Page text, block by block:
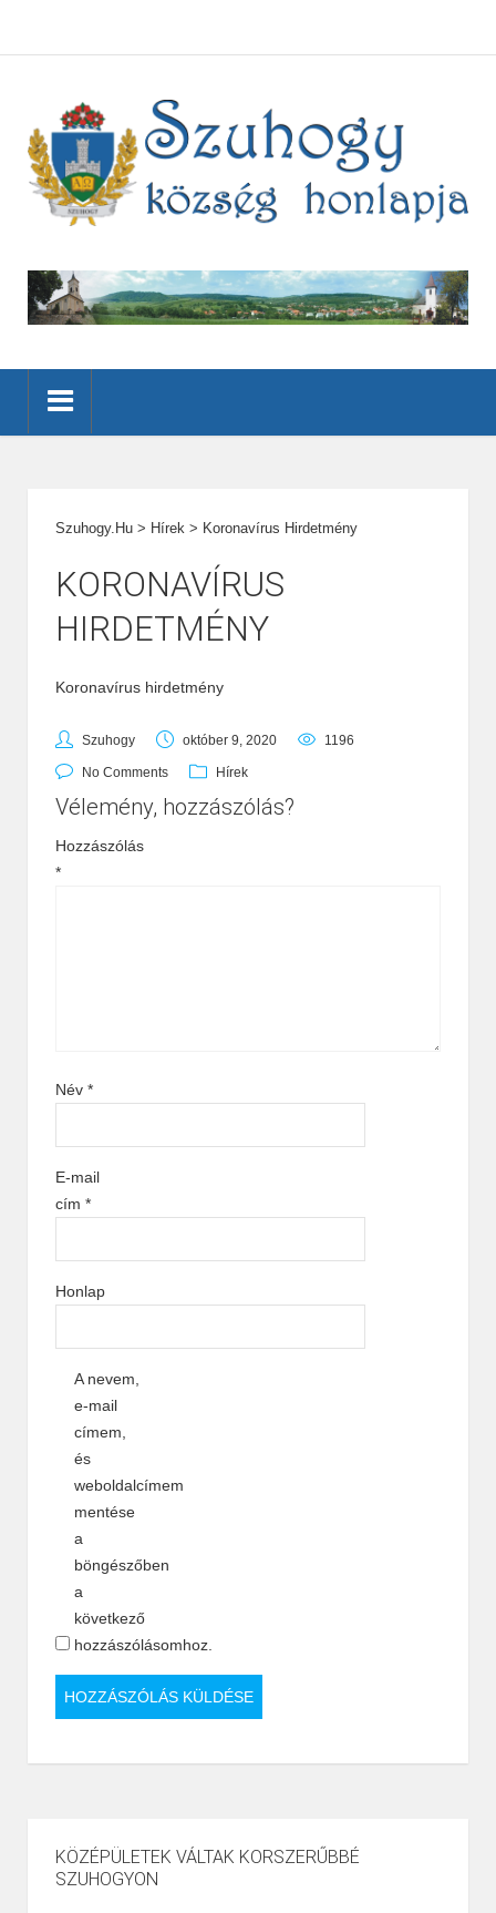
Szuhogy.hu > Hírek > Koronavírus Hirdetmény
KORONAVÍRUS
HIRDETMÉNY
Koronavírus hirdetmény
Szuhogy október 9, 2020 1196
No Comments Hírek
Vélemény, hozzászólás?
Hozzászólás
*
Név *
E-mail
cím *
Honlap
A nevem,
e-mail
címem,
és
weboldalcímem
mentése
a
böngészőben
a
következő
hozzászólásomhoz.
KÖZÉPÜLETEK VÁLTAK KORSZERŰBBÉ
SZUHOGYON